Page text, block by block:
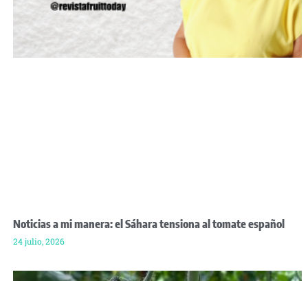
Noticias a mi manera: el Sáhara tensiona al tomate español
24 julio, 2026